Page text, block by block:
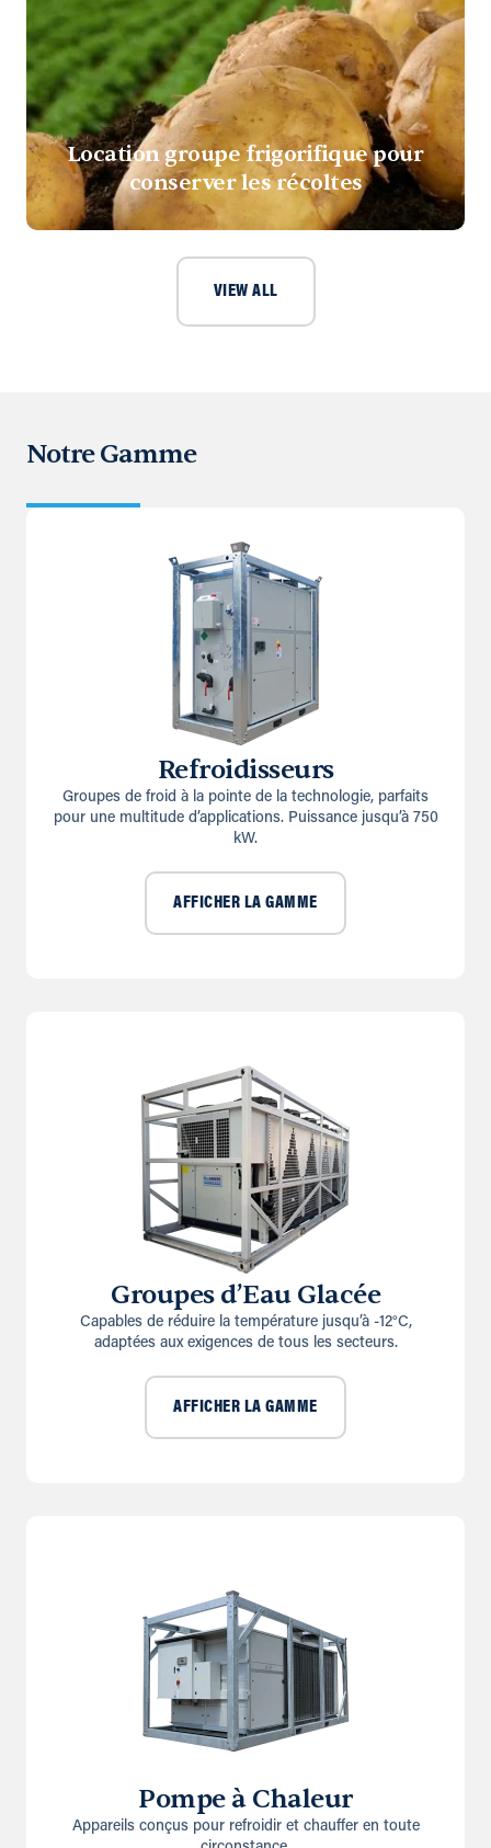
Location groupe frigorifique pour
conserver les récoltes
VIEW ALL
Notre Gamme
Refroidisseurs
Groupes de froid à la pointe de la technologie, parfaits
pour une multitude d’applications. Puissance jusqu’à 750
kW.
AFFICHER LA GAMME
Groupes d’Eau Glacée
Capables de réduire la température jusqu’à -12°C,
adaptées aux exigences de tous les secteurs.
AFFICHER LA GAMME
Pompe à Chaleur
Appareils conçus pour refroidir et chauffer en toute